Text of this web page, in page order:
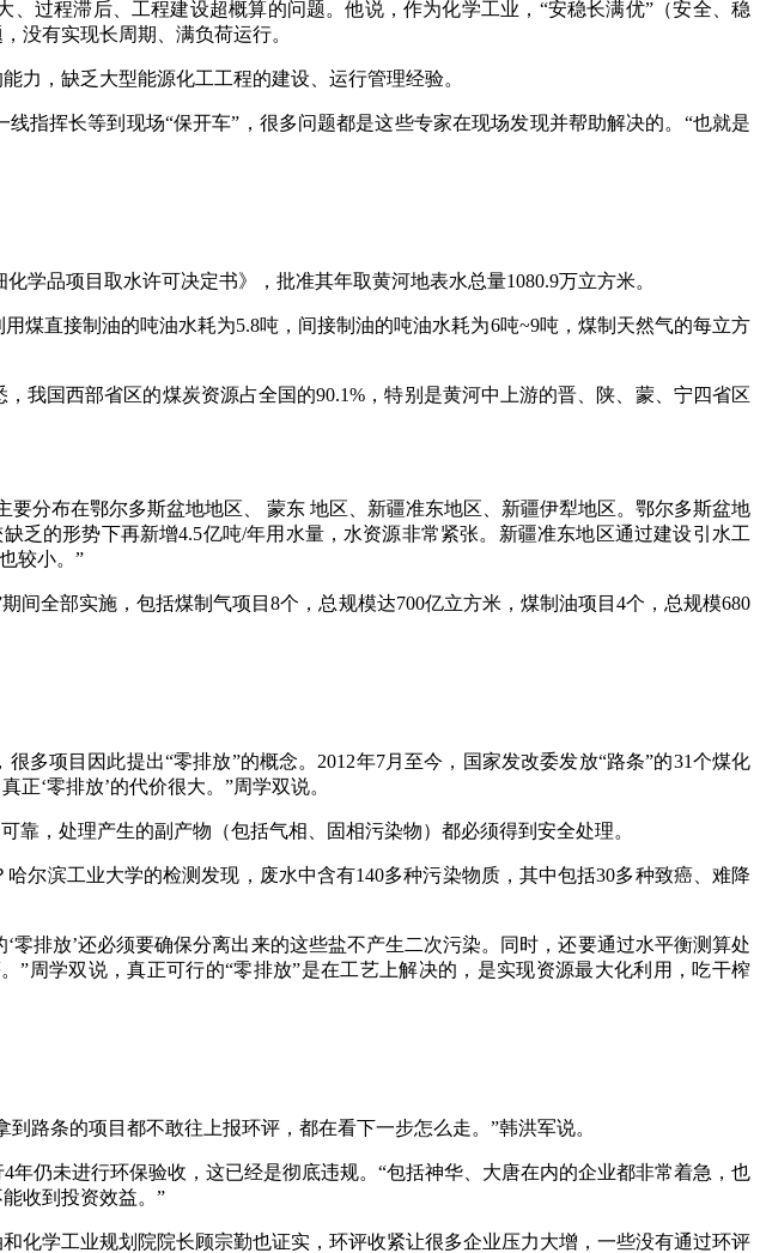
程滞后、工程建设超概算的问题。他说，作为化学工业，“安稳长满优”（安全、稳
没有实现长周期、满负荷运行。
，缺乏大型能源化工工程的建设、运行管理经验。
挥长等到现场“保开车”，很多问题都是这些专家在现场发现并帮助解决的。“也就是
品项目取水许可决定书》，批准其年取黄河地表水总量1080.9万立方米。
直接制油的吨油水耗为5.8吨，间接制油的吨油水耗为6吨~9吨，煤制天然气的每立方
国西部省区的煤炭资源占全国的90.1%，特别是黄河中上游的晋、陕、蒙、宁四省区
布在鄂尔多斯盆地地区、 蒙东 地区、新疆准东地区、新疆伊犁地区。鄂尔多斯盆地
乏的形势下再新增4.5亿吨/年用水量，水资源非常紧张。新疆准东地区通过建设引水工
较小。”
全部实施，包括煤制气项目8个，总规模达700亿立方米，煤制油项目4个，总规模680
项目因此提出“零排放”的概念。2012年7月至今，国家发改委发放“路条”的31个煤化
‘零排放’的代价很大。”周学双说。
，处理产生的副产物（包括气相、固相污染物）都必须得到安全处理。
滨工业大学的检测发现，废水中含有140多种污染物质，其中包括30多种致癌、难降
排放’还必须要确保分离出来的这些盐不产生二次污染。同时，还要通过水平衡测算处
周学双说，真正可行的“零排放”是在工艺上解决的，是实现资源最大化利用，吃干榨
条的项目都不敢往上报环评，都在看下一步怎么走。”韩洪军说。
未进行环保验收，这已经是彻底违规。“包括神华、大唐在内的企业都非常着急，也
收到投资效益。”
学工业规划院院长顾宗勤也证实，环评收紧让很多企业压力大增，一些没有通过环评